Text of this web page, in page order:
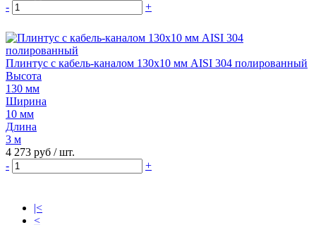
-
+
Плинтус с кабель-каналом 130х10 мм AISI 304 полированный
Высота
130 мм
Ширина
10 мм
Длина
3 м
4 273 руб / шт.
-
+
|<
<